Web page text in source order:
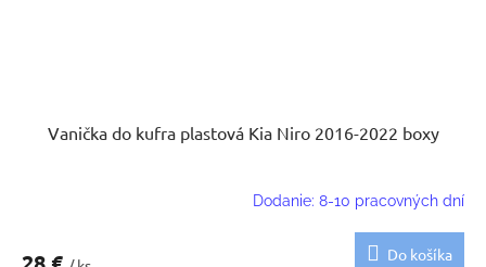
Vanička do kufra plastová Kia Niro 2016-2022 boxy
Dodanie: 8-10 pracovných dní
Do košíka